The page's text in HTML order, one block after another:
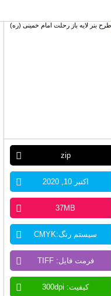
zip
اکتبر 10, 2020
37MB
سیستم رنگ:CMYK
فرمت فایل: TIFF
کیفیت: 300dpi